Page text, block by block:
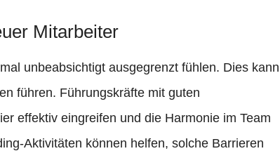
Mitarbeiter
unbeabsichtigt ausgegrenzt fühlen. Dies kann
führen. Führungskräfte mit guten
effektiv eingreifen und die Harmonie im Team
Aktivitäten können helfen, solche Barrieren